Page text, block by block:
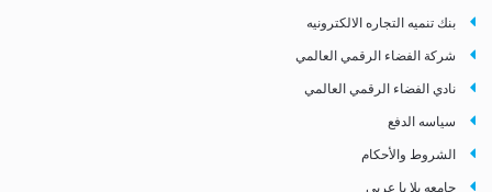
بنك تنميه التجاره الالكترونيه
شركة الفضاء الرقمي العالمي
نادي الفضاء الرقمي العالمي
سياسه الدفع
الشروط والأحكام
جامعه يلا يا عربي